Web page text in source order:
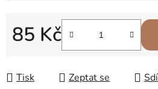
85 Kč
Měrná cena:
Tisk Zeptat se